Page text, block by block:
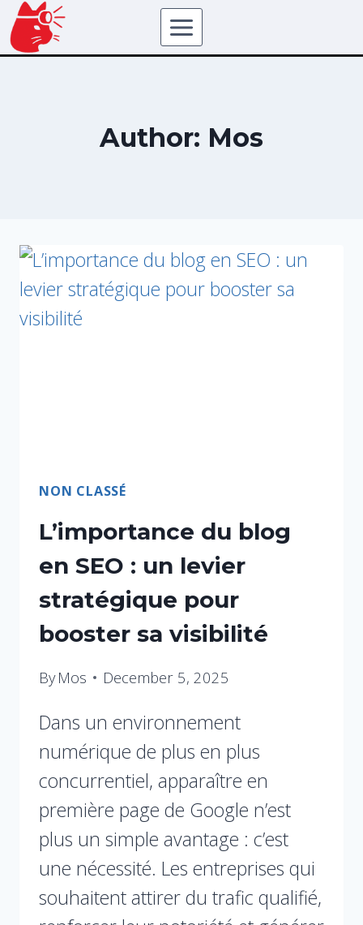
Author: Mos
NON CLASSÉ
L’importance du blog
en SEO : un levier
stratégique pour
booster sa visibilité
By Mos December 5, 2025
Dans un environnement
numérique de plus en plus
concurrentiel, apparaître en
première page de Google n’est
plus un simple avantage : c’est
une nécessité. Les entreprises qui
souhaitent attirer du trafic qualifié,